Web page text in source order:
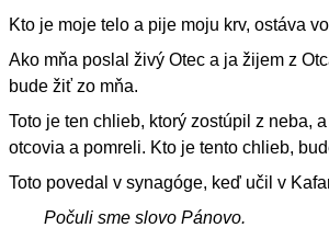
Kto je moje telo a pije moju krv, ostáva
Ako mňa poslal živý Otec a ja žijem z
bude žiť zo mňa.
Toto je ten chlieb, ktorý zostúpil z neba,
otcovia a pomreli. Kto je tento chlieb,
Toto povedal v synagóge, keď učil v
Počuli sme slovo Pánovo.